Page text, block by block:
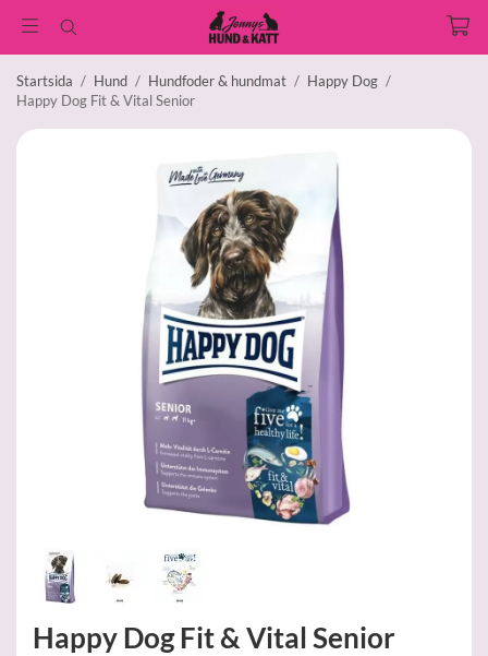
Startsida / Hund / Hundfoder & hundmat / Happy Dog /
Happy Dog Fit & Vital Senior
Happy Dog Fit & Vital Senior